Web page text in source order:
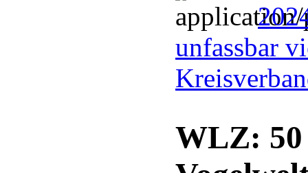
unfassbar
WLZ: